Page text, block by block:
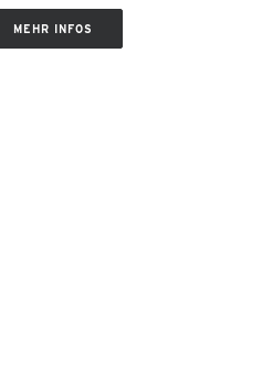
MEHR INFOS